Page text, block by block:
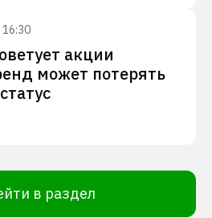
акции
может потерять
в раздел